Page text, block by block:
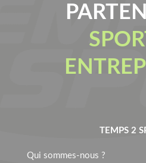
TEMPS 2
Qui sommes-nous ?